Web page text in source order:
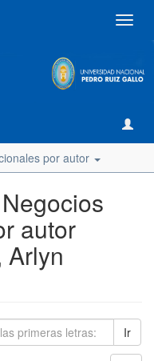
por autor
autor
Arlyn
Ir